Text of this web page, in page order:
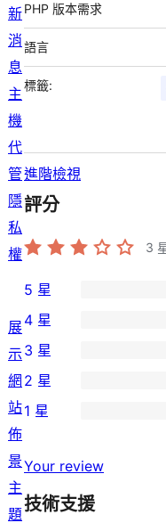
PHP 版本需求
語言
標籤:
進階檢視
評分
3
2
個
5
星
使
者
論
5 星
個
4
星
用
者
4 星
0
個
3
使
用
3 星
個
星
使
2 星
1
星
1 星
Your review
技術支援
新
消
息
主
機
代
管
隱
私
權
展
示
網
站
佈
景
主
題